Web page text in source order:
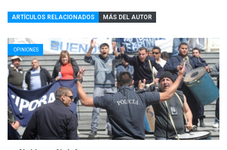
ARTÍCULOS RELACIONADOS MÁS DEL AUTOR
OPINIONES